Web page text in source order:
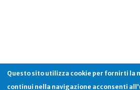
Questo sito utilizza cookie per fornirti la
continui nella navigazione acconsenti